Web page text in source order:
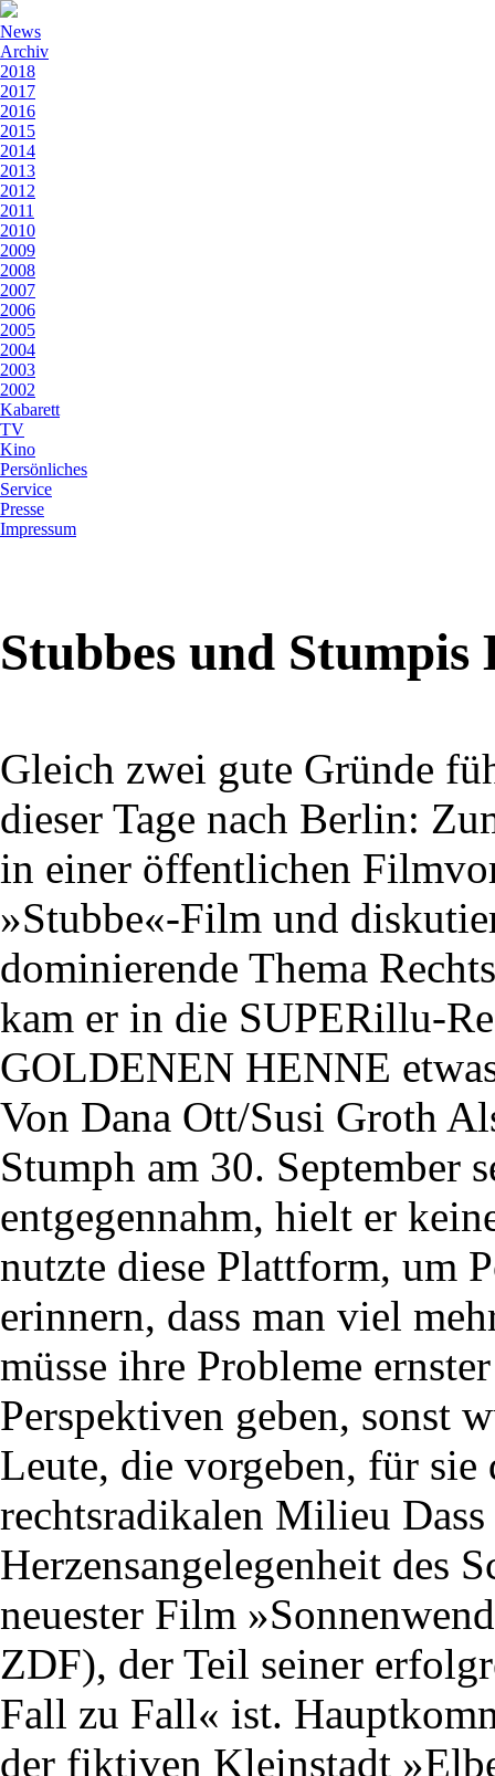
News
Archiv
2018
2017
2016
2015
2014
2013
2012
2011
2010
2009
2008
2007
2006
2005
2004
2003
2002
Kabarett
TV
Kino
Persönliches
Service
Presse
Impressum
Stubbes und Stumpis
Gleich zwei gute Gründe
dieser Tage nach Berlin:
in einer öffentlichen
»Stubbe«-Film und
dominierende Thema
kam er in die SUPERillu-
GOLDENEN HENNE
Von Dana Ott/Susi Groth
Stumph am 30. September
entgegennahm, hielt er
nutzte diese Plattform, um
erinnern, dass man viel
müsse ihre Probleme
Perspektiven geben, sonst
Leute, die vorgeben, für
rechtsradikalen Milieu
Herzensangelegenheit des
neuester Film
ZDF), der Teil seiner
Fall zu Fall« ist.
der fiktiven Kleinstadt